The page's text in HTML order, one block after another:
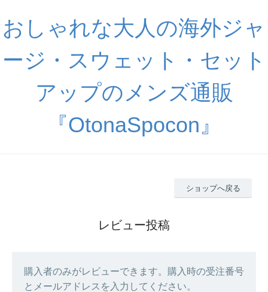
おしゃれな大人の海外ジャ
ージ・スウェット・セット
アップのメンズ通販
『OtonaSpocon』
ショップへ戻る
レビュー投稿
購入者のみがレビューできます。購入時の受注番号
とメールアドレスを入力してください。